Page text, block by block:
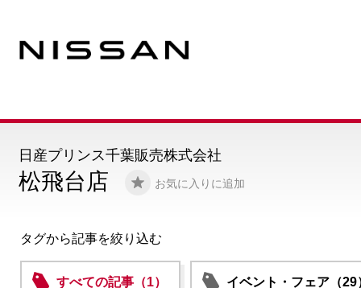
松飛台店 お気に入りに追加
日産プリンス千葉販売株式会社
タグから記事を絞り込む
すべての記事（1） イベント・フェア（29